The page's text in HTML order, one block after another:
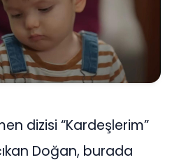
dizisi “Kardeşlerim”
Doğan, burada